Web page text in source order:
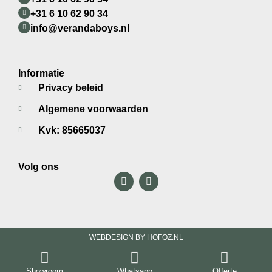
+31 6 10 62 90 34
info@verandaboys.nl
Informatie
Privacy beleid
Algemene voorwaarden
Kvk: 85665037
Volg ons
WEBDESIGN BY HOFOZ.NL